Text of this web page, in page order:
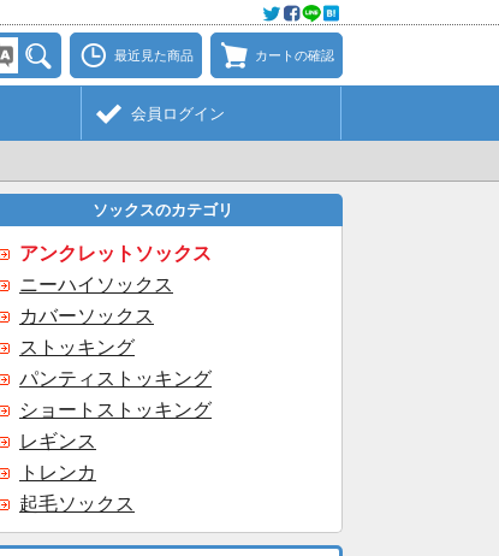
最近見た商品 カートの確認
会員ログイン
ソックスのカテゴリ
アンクレットソックス
ニーハイソックス
カバーソックス
ストッキング
パンティストッキング
ショートストッキング
レギンス
トレンカ
起毛ソックス